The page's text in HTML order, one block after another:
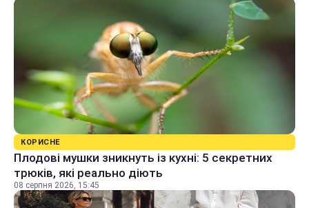
КОРИСНЕ
Плодові мушки зникнуть із кухні: 5 секретних
трюків, які реально діють
08 серпня 2026, 15:45